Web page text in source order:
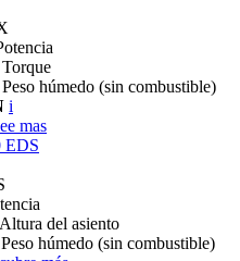
Torque
Peso húmedo (sin combustible)
i
mas
EDS
Altura del asiento
Peso húmedo (sin combustible)